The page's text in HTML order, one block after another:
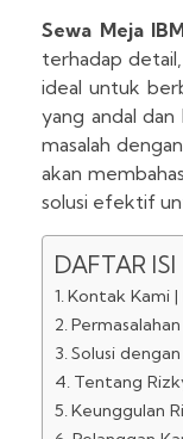
Sewa Meja
terhadap
ideal untuk
yang andal
masalah
akan
solusi efektif
DAFTAR ISI
Kontak Kami
Solusi
Tentang
Keunggulan